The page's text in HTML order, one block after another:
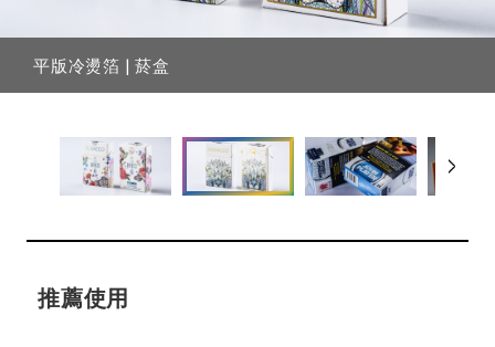
平版冷燙箔 | 菸盒
平版冷燙箔 | 菸盒
推薦使用